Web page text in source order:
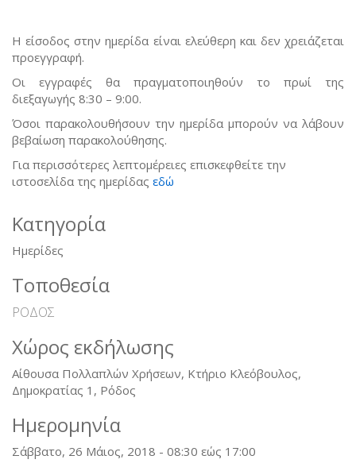
Η είσοδος στην ημερίδα είναι ελεύθερη και δεν χρειάζεται
προεγγραφή.
Οι εγγραφές θα πραγματοποιηθούν το πρωί της
διεξαγωγής 8:30 – 9:00.
Όσοι παρακολουθήσουν την ημερίδα μπορούν να λάβουν
βεβαίωση παρακολούθησης.
Για περισσότερες λεπτομέρειες επισκεφθείτε την
ιστοσελίδα της ημερίδας εδώ
Κατηγορία
Ημερίδες
Τοποθεσία
ΡΟΔΟΣ
Χώρος εκδήλωσης
Αίθουσα Πολλαπλών Χρήσεων, Κτήριο Κλεόβουλος,
Δημοκρατίας 1, Ρόδος
Ημερομηνία
Σάββατο, 26 Μάιος, 2018 - 08:30 εώς 17:00